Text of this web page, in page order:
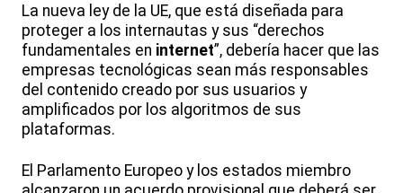
La nueva ley de la UE, que está diseñada para
proteger a los internautas y sus “derechos
fundamentales en internet”, debería hacer que las
empresas tecnológicas sean más responsables
del contenido creado por sus usuarios y
amplificados por los algoritmos de sus
plataformas.
El Parlamento Europeo y los estados miembro